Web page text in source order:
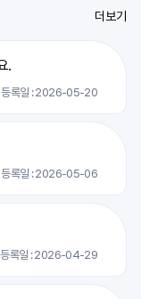
더보기
.
등록일 : 2026-05-20
등록일 : 2026-05-06
등록일 : 2026-04-29